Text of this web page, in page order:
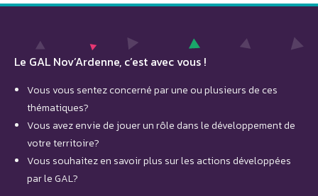
Le GAL Nov’Ardenne, c’est avec vous !
Vous vous sentez concerné par une ou plusieurs de ces
thématiques?
Vous avez envie de jouer un rôle dans le développement de
votre territoire?
Vous souhaitez en savoir plus sur les actions développées
par le GAL?